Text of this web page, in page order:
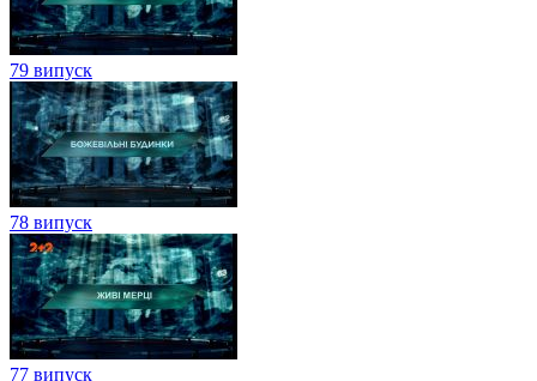
79 випуск
78 випуск
77 випуск